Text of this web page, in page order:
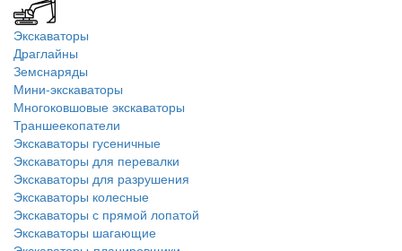
Экскаваторы
Драглайны
Земснаряды
Мини-экскаваторы
Многоковшовые экскаваторы
Траншеекопатели
Экскаваторы гусеничные
Экскаваторы для перевалки
Экскаваторы для разрушения
Экскаваторы колесные
Экскаваторы с прямой лопатой
Экскаваторы шагающие